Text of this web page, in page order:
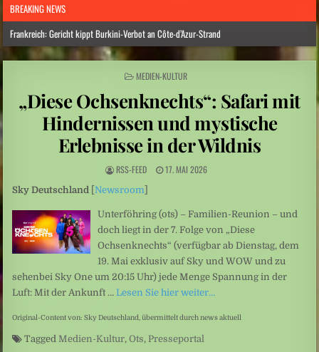
BREAKING NEWS
Frankreich: Gericht kippt Burkini-Verbot an Côte-d’Azur-Strand
Hitzewelle: Rekordtief: Rhein-Pegel sinkt in Düsseldorf auf 15 Zentimeter
Österreich: Eine ganz neue Form von Chefsessel
Leute: Das Arschloch am Set sein? Für Frauen keine Option
Schüsse nahe Bangkok: Thailand: 14-Jähriger tötet mehrere Menschen an Schule
POSTED
MEDIEN-KULTUR
„Diese Ochsenknechts“: Safari mit
Hindernissen und mystische
Erlebnisse in der Wildnis
RSS-FEED 17. MAI 2026
Sky Deutschland [Newsroom]
Unterföhring (ots) – Familien-Reunion – und
doch liegt in der 7. Folge von „Diese
Ochsenknechts“ (verfügbar ab Dienstag, dem
19. Mai exklusiv auf Sky und WOW und zu
sehenbei Sky One um 20:15 Uhr) jede Menge Spannung in der
Luft: Mit der Ankunft … Lesen Sie hier weiter…
Original-Content von: Sky Deutschland, übermittelt durch news aktuell
Tagged Medien-Kultur,Ots, Presseportal